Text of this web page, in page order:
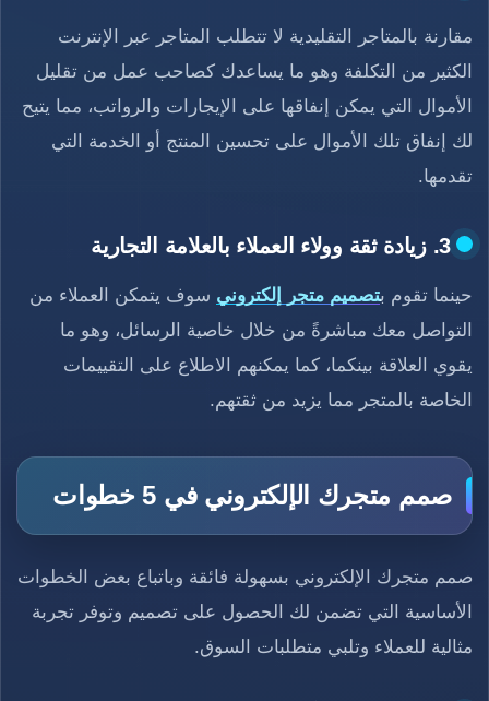
مقارنة بالمتاجر التقليدية لا تتطلب المتاجر عبر الإنترنت
الكثير من التكلفة وهو ما يساعدك كصاحب عمل من تقليل
الأموال التي يمكن إنفاقها على الإيجارات والرواتب، مما يتيح
لك إنفاق تلك الأموال على تحسين المنتج أو الخدمة التي
تقدمها.
3. زيادة ثقة وولاء العملاء بالعلامة التجارية
حينما تقوم بتصميم متجر إلكتروني سوف يتمكن العملاء من
التواصل معك مباشرةً من خلال خاصية الرسائل، وهو ما
يقوي العلاقة بينكما، كما يمكنهم الاطلاع على التقييمات
الخاصة بالمتجر مما يزيد من ثقتهم.
صمم متجرك الإلكتروني في 5 خطوات
صمم متجرك الإلكتروني بسهولة فائقة وباتباع بعض الخطوات
الأساسية التي تضمن لك الحصول على تصميم وتوفر تجربة
مثالية للعملاء وتلبي متطلبات السوق.